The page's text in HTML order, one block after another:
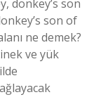
donkey’s son
son of
ne demek?
ve yük